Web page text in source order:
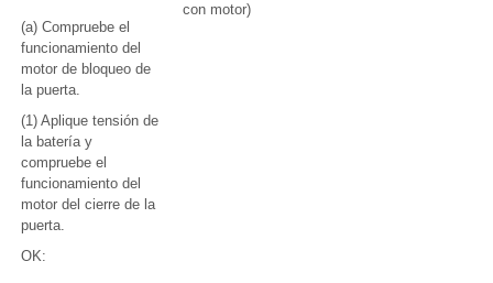
(a) Compruebe el
funcionamiento del
motor de bloqueo de
la puerta.
(1) Aplique tensión de
la batería y
compruebe el
funcionamiento del
motor del cierre de la
puerta.
OK:
con motor)